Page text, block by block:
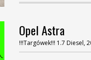
Opel Astra
!!!Targówek!!! 1.7 Diesel,